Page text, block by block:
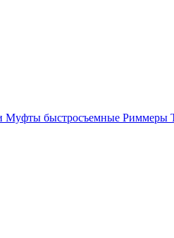
Муфты быстросъемные Риммеры